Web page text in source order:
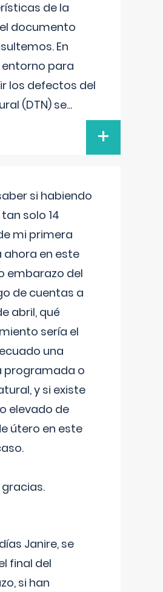
de la
documento
En
para
los defectos del
(DTN) se...
+
si habiendo
solo 14
mi primera
ahora en este
embarazo del
de cuentas a
abril, qué
sería el
una
programada o
y si existe
elevado de
útero en este
Janire, se
final del
si han